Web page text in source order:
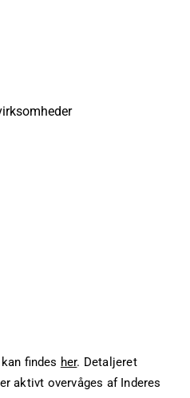
findes her. Detaljeret
aktivt overvåges af Inderes